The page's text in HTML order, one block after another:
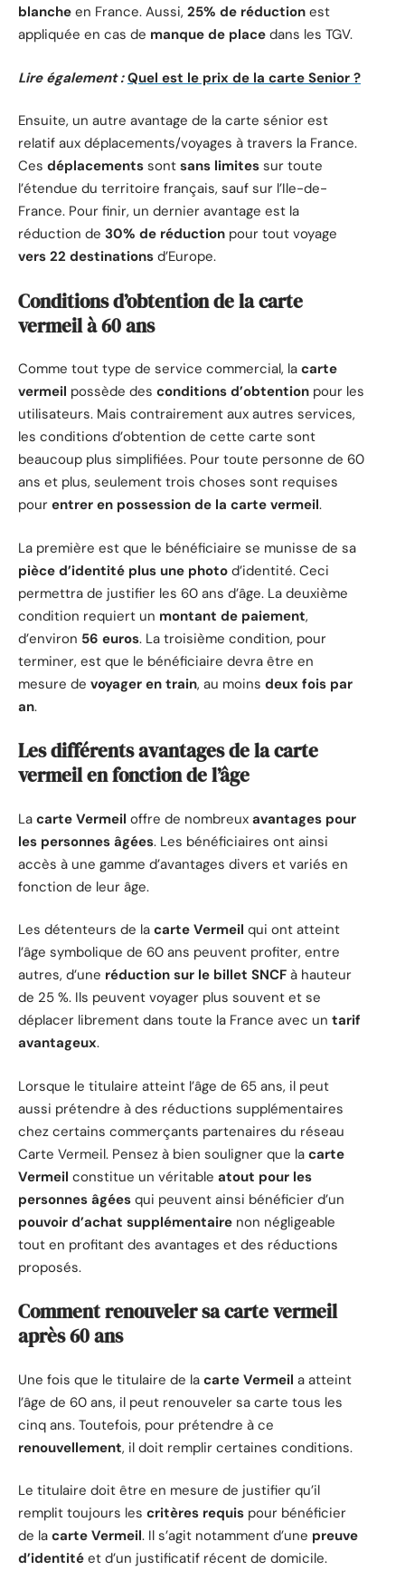
blanche en France. Aussi, 25% de réduction est
appliquée en cas de manque de place dans les TGV.
Lire également : Quel est le prix de la carte Senior ?
Ensuite, un autre avantage de la carte sénior est
relatif aux déplacements/voyages à travers la France.
Ces déplacements sont sans limites sur toute
l’étendue du territoire français, sauf sur l’Ile-de-
France. Pour finir, un dernier avantage est la
réduction de 30% de réduction pour tout voyage
vers 22 destinations d’Europe.
Conditions d’obtention de la carte
vermeil à 60 ans
Comme tout type de service commercial, la carte
vermeil possède des conditions d’obtention pour les
utilisateurs. Mais contrairement aux autres services,
les conditions d’obtention de cette carte sont
beaucoup plus simplifiées. Pour toute personne de 60
ans et plus, seulement trois choses sont requises
pour entrer en possession de la carte vermeil.
La première est que le bénéficiaire se munisse de sa
pièce d’identité plus une photo d’identité. Ceci
permettra de justifier les 60 ans d’âge. La deuxième
condition requiert un montant de paiement,
d’environ 56 euros. La troisième condition, pour
terminer, est que le bénéficiaire devra être en
mesure de voyager en train, au moins deux fois par
an.
Les différents avantages de la carte
vermeil en fonction de l’âge
La carte Vermeil offre de nombreux avantages pour
les personnes âgées. Les bénéficiaires ont ainsi
accès à une gamme d’avantages divers et variés en
fonction de leur âge.
Les détenteurs de la carte Vermeil qui ont atteint
l’âge symbolique de 60 ans peuvent profiter, entre
autres, d’une réduction sur le billet SNCF à hauteur
de 25 %. Ils peuvent voyager plus souvent et se
déplacer librement dans toute la France avec un tarif
avantageux.
Lorsque le titulaire atteint l’âge de 65 ans, il peut
aussi prétendre à des réductions supplémentaires
chez certains commerçants partenaires du réseau
Carte Vermeil. Pensez à bien souligner que la carte
Vermeil constitue un véritable atout pour les
personnes âgées qui peuvent ainsi bénéficier d’un
pouvoir d’achat supplémentaire non négligeable
tout en profitant des avantages et des réductions
proposés.
Comment renouveler sa carte vermeil
après 60 ans
Une fois que le titulaire de la carte Vermeil a atteint
l’âge de 60 ans, il peut renouveler sa carte tous les
cinq ans. Toutefois, pour prétendre à ce
renouvellement, il doit remplir certaines conditions.
Le titulaire doit être en mesure de justifier qu’il
remplit toujours les critères requis pour bénéficier
de la carte Vermeil. Il s’agit notamment d’une preuve
d’identité et d’un justificatif récent de domicile.